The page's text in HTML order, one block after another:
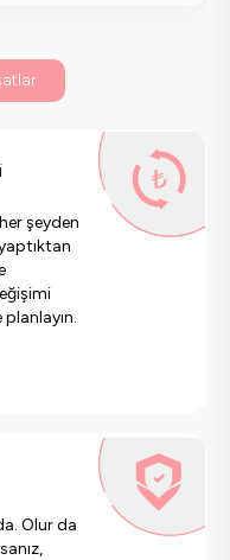
şeyden
Olur da